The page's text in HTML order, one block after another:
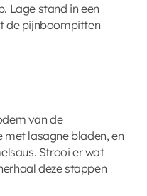
Lage stand in een
de pijnboompitten
van de
met lasagne bladen, en
Strooi er wat
deze stappen